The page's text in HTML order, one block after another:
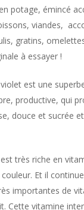
potage, émincé
viandes,
gratins,
à essayer !
est une
productive, qui
douce et sucrée
très riche en
Et il
importantes de
Cette vitamine